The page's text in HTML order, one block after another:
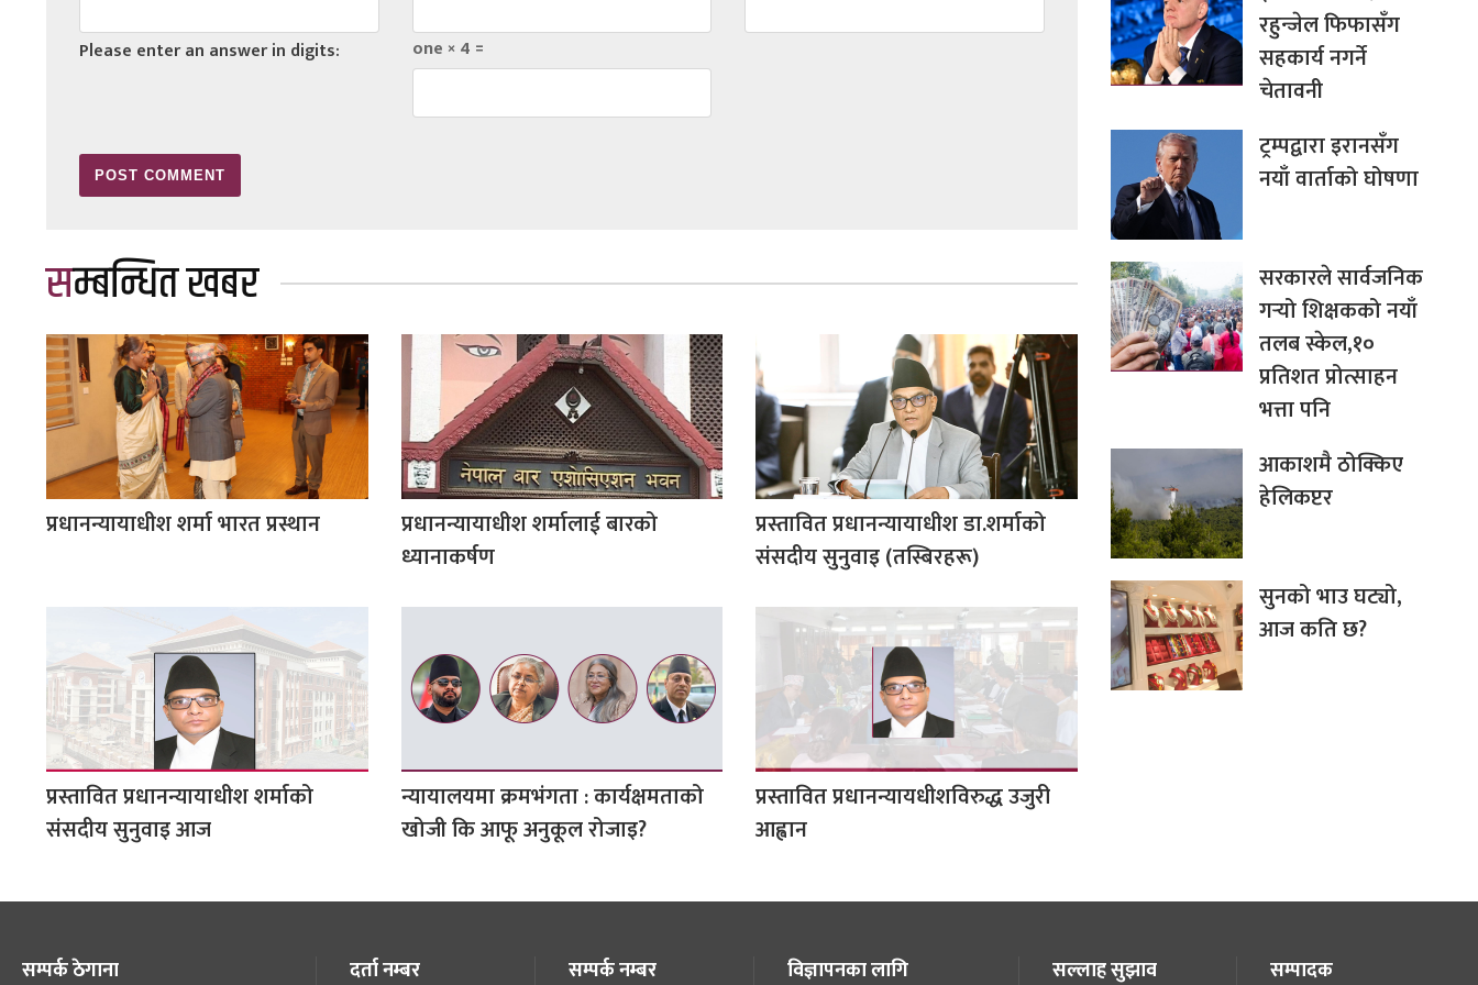
Please enter an answer in digits: one × 4 =
सम्बन्धित खबर
प्रधानन्यायाधीश शर्मा भारत प्रस्थान
प्रधानन्यायाधीश शर्मालाई बारको
ध्यानाकर्षण
प्रस्तावित प्रधानन्यायाधीश डा‍.शर्माको
संसदीय सुनुवाइ (तस्बिरहरू)
प्रस्तावित प्रधानन्यायाधीश शर्माको
संसदीय सुनुवाइ आज
न्यायालयमा क्रमभंगता : कार्यक्षमताको
खोजी कि आफू अनुकूल रोजाइ?
प्रस्तावित प्रधानन्यायधीशविरुद्ध उजुरी
आह्वान
रहुन्जेल फिफासँग
सहकार्य नगर्ने
चेतावनी
ट्रम्पद्वारा इरानसँग
नयाँ वार्ताको घोषणा
सरकारले सार्वजनिक
गर्‍यो शिक्षकको नयाँ
तलब स्केल,१०
प्रतिशत प्रोत्साहन
भत्ता पनि
आकाशमै ठोक्किए
हेलिकप्टर
सुनको भाउ घट्यो,
आज कति छ?
सम्पर्क ठेगाना दर्ता नम्बर सम्पर्क नम्बर विज्ञापनका लागि सल्लाह सुझाव सम्पादक